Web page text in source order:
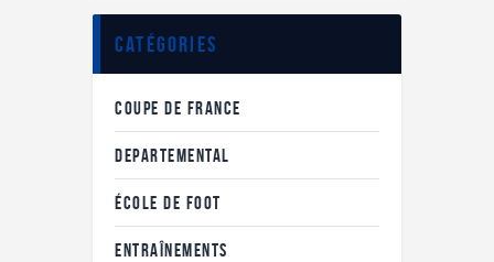
Catégories
COUPE DE FRANCE
DEPARTEMENTAL
ÉCOLE DE FOOT
ENTRAÎNEMENTS